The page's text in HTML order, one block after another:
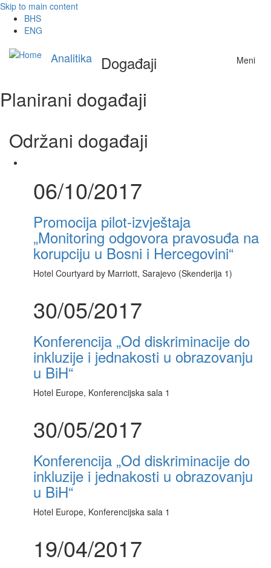
Skip to main content
BHS
ENG
Analitika Meni
Događaji
Planirani događaji
Održani događaji
06/10/2017
Promocija pilot-izvještaja
„Monitoring odgovora pravosuđa na
korupciju u Bosni i Hercegovini“
Hotel Courtyard by Marriott, Sarajevo (Skenderija 1)
30/05/2017
Konferencija „Od diskriminacije do
inkluzije i jednakosti u obrazovanju
u BiH“
Hotel Europe, Konferencijska sala 1
30/05/2017
Konferencija „Od diskriminacije do
inkluzije i jednakosti u obrazovanju
u BiH“
Hotel Europe, Konferencijska sala 1
19/04/2017